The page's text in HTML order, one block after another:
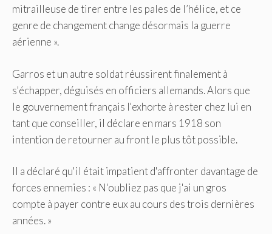
mitrailleuse de tirer entre les pales de l’hélice, et ce
genre de changement change désormais la guerre
aérienne ».
Garros et un autre soldat réussirent finalement à
s'échapper, déguisés en officiers allemands. Alors que
le gouvernement français l'exhorte à rester chez lui en
tant que conseiller, il déclare en mars 1918 son
intention de retourner au front le plus tôt possible.
Il a déclaré qu'il était impatient d'affronter davantage de
forces ennemies : « N'oubliez pas que j'ai un gros
compte à payer contre eux au cours des trois dernières
années. »